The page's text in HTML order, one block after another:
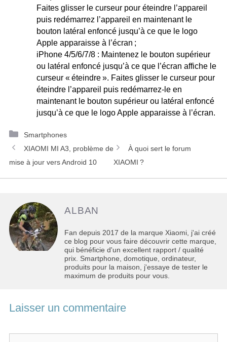
Faites glisser le curseur pour éteindre l’appareil
puis redémarrez l’appareil en maintenant le
bouton latéral enfoncé jusqu’à ce que le logo
Apple apparaisse à l’écran ;
iPhone 4/5/6/7/8 : Maintenez le bouton supérieur
ou latéral enfoncé jusqu’à ce que l’écran affiche le
curseur « éteindre ». Faites glisser le curseur pour
éteindre l’appareil puis redémarrez-le en
maintenant le bouton supérieur ou latéral enfoncé
jusqu’à ce que le logo Apple apparaisse à l’écran.
Catégories
Smartphones
Navigation
des
XIAOMI MI A3, problème de
mise à jour vers Android 10
À quoi sert le forum
XIAOMI ?
ALBAN
Fan depuis 2017 de la marque Xiaomi, j'ai créé
ce blog pour vous faire découvrir cette marque,
qui bénéficie d'un excellent rapport / qualité
prix. Smartphone, domotique, ordinateur,
produits pour la maison, j'essaye de tester le
maximum de produits pour vous.
Laisser un commentaire